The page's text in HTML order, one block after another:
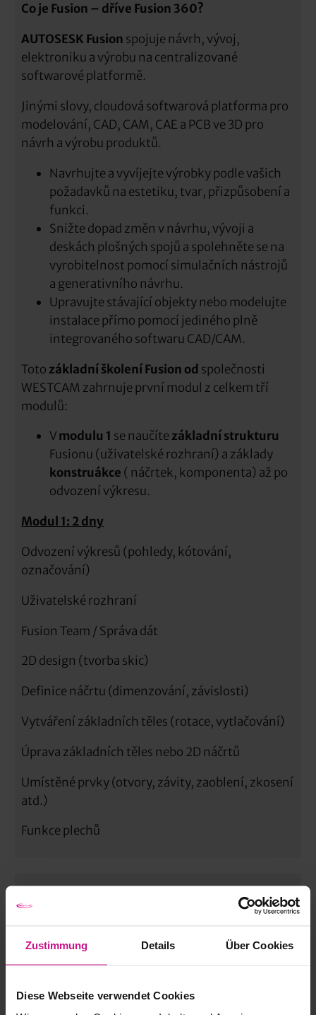
Zustimmung Details Über Cookies
Diese Webseite verwendet Cookies
Co je Fusion – dříve Fusion 360?
AUTOSESK Fusion spojuje návrh, vývoj,
elektroniku a výrobu na centralizované
softwarové platformě.
Jinými slovy, cloudová softwarová platforma pro
modelování, CAD, CAM, CAE a PCB ve 3D pro
návrh a výrobu produktů.
Navrhujte a vyvíjejte výrobky podle vašich
požadavků na estetiku, tvar, přizpůsobení a
funkci.
Snižte dopad změn v návrhu, vývoji a
deskách plošných spojů a spolehněte se na
vyrobitelnost pomocí simulačních nástrojů
a generativního návrhu.
Upravujte stávající objekty nebo modelujte
instalace přímo pomocí jediného plně
integrovaného softwaru CAD/CAM.
Totozákladní školení Fusion od společnosti
WESTCAM zahrnuje první modul z celkem tří
modulů:
Vmodulu 1 se naučítezákladní strukturu
Fusionu (uživatelské rozhraní) a základy
konstruákce ( náčrtek, komponenta) až po
odvození výkresu.
Modul 1: 2 dny
Odvození výkresů (pohledy, kótování,
označování)
Uživatelské rozhraní
Fusion Team / Správa dát
2D design (tvorba skic)
Definice náčrtu (dimenzování, závislosti)
Vytváření základních těles (rotace, vytlačování)
Úprava základních těles nebo 2D náčrtů
Umístěné prvky (otvory, závity, zaoblení, zkosení
atd.)
Funkce plechů